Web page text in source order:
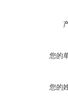
您的
您的